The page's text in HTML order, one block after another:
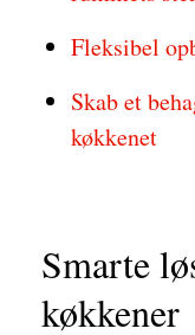
Fleksibel
Skab et
køkkenet
Smarte
køkkener